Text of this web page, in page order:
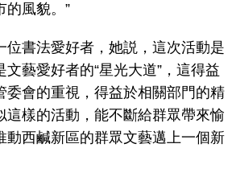
的風貌。”
書法愛好者，她説，這次活動是
藝愛好者的“星光大道”，這得益
委會的重視，得益於相關部門的精
這樣的活動，能不斷給群眾帶來愉
動西鹹新區的群眾文藝邁上一個新